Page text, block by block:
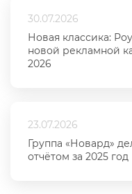
30.07.2026
Новая классика:
новой рекламной
2026
23.07.2026
Группа «Новард»
отчётом за 2025 год